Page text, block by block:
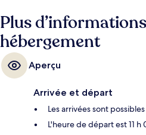
Plus
hébergement
Aperçu
Arrivée et départ
Les arrivées sont
L'heure de départ est 11 h